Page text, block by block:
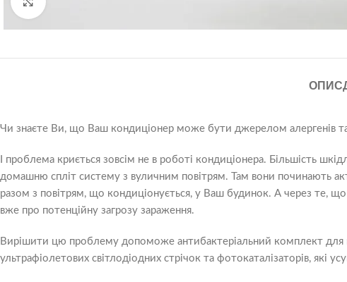
ОПИС
Чи знаєте Ви, що Ваш кондиціонер може бути джерелом алергенів
І проблема криється зовсім не в роботі кондиціонера. Більшість
домашню спліт систему з вуличним повітрям. Там вони починають
разом з повітрям, що кондиціонується, у Ваш будинок. А через те,
вже про потенційну загрозу зараження.
Вирішити цю проблему допоможе антибактеріальний комплект для
ультрафіолетових світлодіодних стрічок та фотокаталізаторів,